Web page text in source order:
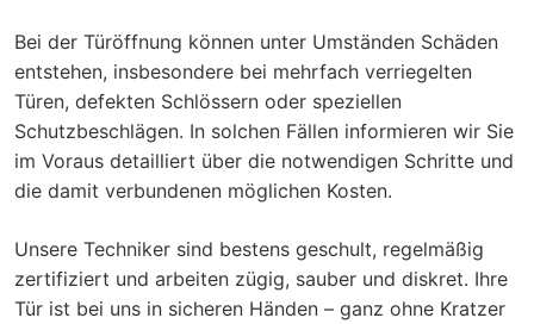
Bei der Türöffnung können unter Umständen Schäden
entstehen, insbesondere bei mehrfach verriegelten
Türen, defekten Schlössern oder speziellen
Schutzbeschlägen. In solchen Fällen informieren wir Sie
im Voraus detailliert über die notwendigen Schritte und
die damit verbundenen möglichen Kosten.
Unsere Techniker sind bestens geschult, regelmäßig
zertifiziert und arbeiten zügig, sauber und diskret. Ihre
Tür ist bei uns in sicheren Händen – ganz ohne Kratzer